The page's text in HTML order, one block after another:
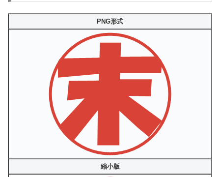
PNG形式
縮小版